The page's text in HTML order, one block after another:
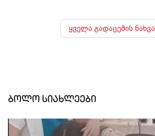
ყველა გადაცემის ნახვა
ბოლო სიახლეები